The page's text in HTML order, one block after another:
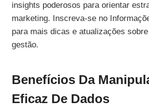
insights poderosos para orientar
marketing. Inscreva-se no
para mais dicas e atualizações
gestão.
Benefícios Da
Eficaz De Dados